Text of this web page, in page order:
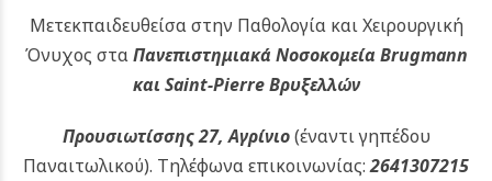
Μετεκπαιδευθείσα στην Παθολογία και Χειρουργική
Όνυχος σταΠανεπιστημιακά Νοσοκομεία Brugmann
και Saint-Pierre Βρυξελλών
Προυσιωτίσσης 27, Αγρίνιο(έναντι γηπέδου
Παναιτωλικού). Τηλέφωνα επικοινωνίας:2641307215